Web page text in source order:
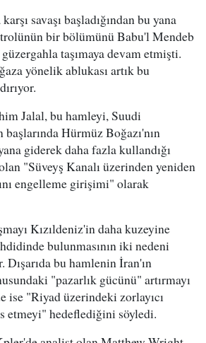
savaşı başladığından bu yana
bir bölümünü Babu'l Mendeb
taşımaya devam etmişti.
yönelik ablukası artık bu
Jalal, bu hamleyi, Suudi
başlarında Hürmüz Boğazı'nın
giderek daha fazla kullandığı
"Süveyş Kanalı üzerinden yeniden
engelleme girişimi" olarak
Kızıldeniz'in daha kuzeyine
bulunmasının iki nedeni
bu hamlenin İran'ın
"pazarlık gücünü" artırmayı
ise "Riyad üzerindeki zorlayıcı
etmeyi" hedeflediğini söyledi.